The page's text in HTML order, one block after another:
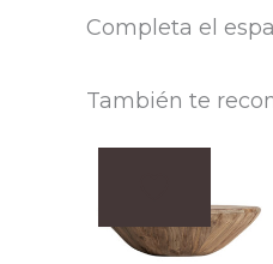
Completa el
También te